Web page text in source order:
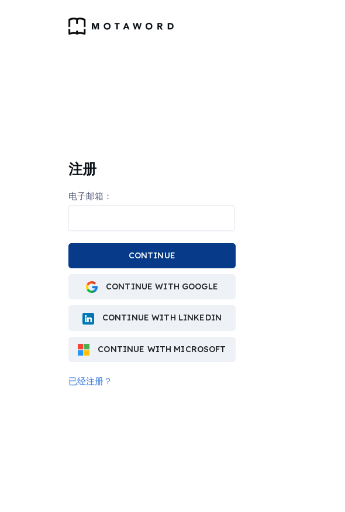
注册
电子邮箱：
CONTINUE
CONTINUE WITH GOOGLE
CONTINUE WITH LINKEDIN
CONTINUE WITH MICROSOFT
已经注册？